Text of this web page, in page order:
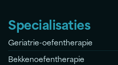
Specialisaties
Geriatrie-oefentherapie
Bekkenoefentherapie